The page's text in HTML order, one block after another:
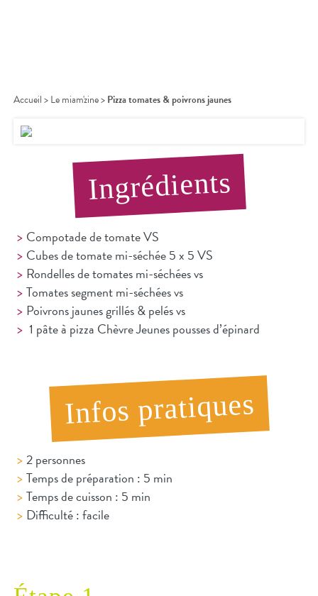
Accueil>Le miam'zine>Pizza tomates & poivrons jaunes
Ingrédients
Compotade de tomate VS
Cubes de tomate mi-séchée 5 x 5 VS
Rondelles de tomates mi-séchées vs
Tomates segment mi-séchées vs
Poivrons jaunes grillés & pelés vs
1 pâte à pizza Chèvre Jeunes pousses d’épinard
Infos pratiques
2 personnes
Temps de préparation : 5 min
Temps de cuisson : 5 min
Difficulté : facile